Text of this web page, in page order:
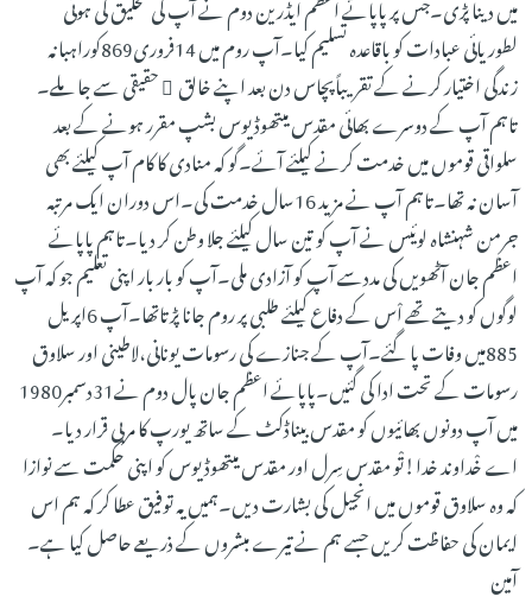
لطوریائی عبادات کو باقاعدہ تسلیم کیا۔آپ روم میں 14فروری869کوراہبانہ
زندگی اختیار کرنے کے تقریباًپچاس دن بعد اپنے خالق ِ حقیقی سے جا ملے۔
تاہم آپ کے دوسرے بھائی مقدس میتھوڈیوس بشپ مقرر ہونے کے بعد
سلواقی قوموں میں خدمت کرنے کیلئے آئے۔گو کہ منادی کا کام آپ کیلئے بھی
آسان نہ تھا۔تاہم آپ نے مزید 16سال خدمت کی۔اس دوران ایک مرتبہ
جرمن شہنشاہ لوئیس نے آپ کو تین سال کیلئے جلا وطن کر دیا۔تاہم پاپائے
اعظم جان آٹھویں کی مددسے آپ کو آزادی ملی۔آپ کو بار بار اپنی تعلیم جو کہ آپ
لوگوں کو دیتے تھے اْس کے دفاع کیلئے طلبی پر روم جانا پڑتاتھا۔آپ 6اپریل
885میں وفات پا گئے۔آپ کے جنازے کی رسومات یونانی،لاطینی اور سلاوق
رسومات کے تحت ادا کی گئیں۔پاپائے اعظم جان پال دوم نے31دسمبر1980
میں آپ دونوں بھائیوں کو مقدس بیناڈکٹ کے ساتھ یورپ کا مربی قرار دیا۔
اے خْداوند خدا!تْو مقدس سِرل اور مقدس میتھوڈیوس کو اپنی حکمت سے نوازا
کہ وہ سلاوق قوموں میں انجیل کی بشارت دیں۔ہمیں یہ توفیق عطا کر کہ ہم اس
ایمان کی حفاظت کریں جسے ہم نے تیرے مبشروں کے ذریعے حاصل کیا ہے۔
آمین